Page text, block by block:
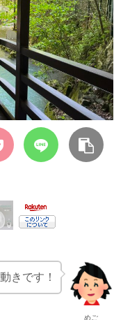
めご
きです！